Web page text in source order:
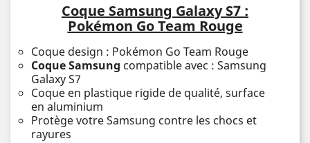
Coque Samsung Galaxy S7 :
Pokémon Go Team Rouge
Coque design : Pokémon Go Team Rouge
Coque Samsung compatible avec : Samsung
Galaxy S7
Coque en plastique rigide de qualité, surface
en aluminium
Protège votre Samsung contre les chocs et
rayures